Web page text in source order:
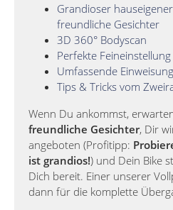
Grandioser
freundliche Gesichter
3D 360° Bodyscan
Perfekte
Umfassende Einweisung
Tips & Tricks vom
Wenn Du ankommst,
freundliche Gesichter, Dir
angeboten (Profitipp:
ist grandios!) und Dein Bike
Dich bereit. Einer unserer
dann für die komplette